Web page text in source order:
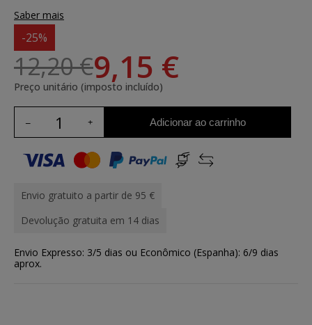
Saber mais
-25%
12,20 €9,15 €
Preço unitário (imposto incluído)
Adicionar ao carrinho
Envio gratuito a partir de 95 €
Devolução gratuita em 14 dias
Envio Expresso: 3/5 dias ou Econômico (Espanha): 6/9 dias
aprox.